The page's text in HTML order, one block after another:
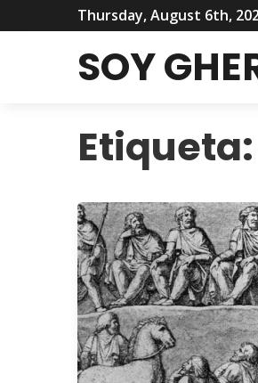
Thursday, August 6th,
SOY
Etiqueta: